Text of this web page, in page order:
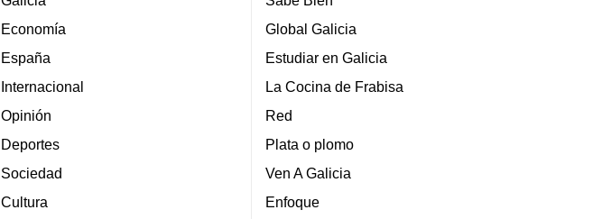
Economía
España
Internacional
Opinión
Deportes
Sociedad
Cultura
Global Galicia
Estudiar en Galicia
La Cocina de Frabisa
Red
Plata o plomo
Ven A Galicia
Enfoque